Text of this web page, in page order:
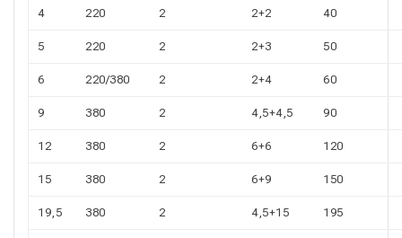
4 220 2 2+2 40
5 220 2 2+3 50
6 220/380 2 2+4 60
9 380 2 4,5+4,5 90
12 380 2 6+6 120
15 380 2 6+9 150
19,5 380 2 4,5+15 195